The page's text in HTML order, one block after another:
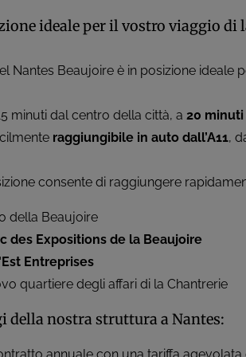
ideale per il vostro viaggio di
Nantes Beaujoire è in posizione ideale
minuti dal centro della città, a 20 minuti
raggiungibile in auto dall’A11,
consente di raggiungere
della Beaujoire
des Expositions de la Beaujoire
Entreprises
quartiere degli affari di la Chantrerie
della nostra struttura a Nantes: